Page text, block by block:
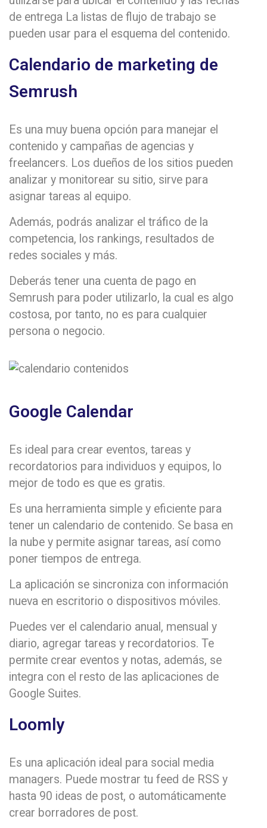
de entrega La listas de flujo de trabajo se
pueden usar para el esquema del contenido.
Calendario de marketing de
Semrush
Es una muy buena opción para manejar el
contenido y campañas de agencias y
freelancers. Los dueños de los sitios pueden
analizar y monitorear su sitio, sirve para
asignar tareas al equipo.
Además, podrás analizar el tráfico de la
competencia, los rankings, resultados de
redes sociales y más.
Deberás tener una cuenta de pago en
Semrush para poder utilizarlo, la cual es algo
costosa, por tanto, no es para cualquier
persona o negocio.
Google Calendar
Es ideal para crear eventos, tareas y
recordatorios para individuos y equipos, lo
mejor de todo es que es gratis.
Es una herramienta simple y eficiente para
tener un calendario de contenido. Se basa en
la nube y permite asignar tareas, así como
poner tiempos de entrega.
La aplicación se sincroniza con información
nueva en escritorio o dispositivos móviles.
Puedes ver el calendario anual, mensual y
diario, agregar tareas y recordatorios. Te
permite crear eventos y notas, además, se
integra con el resto de las aplicaciones de
Google Suites.
Loomly
Es una aplicación ideal para social media
managers. Puede mostrar tu feed de RSS y
hasta 90 ideas de post, o automáticamente
crear borradores de post.